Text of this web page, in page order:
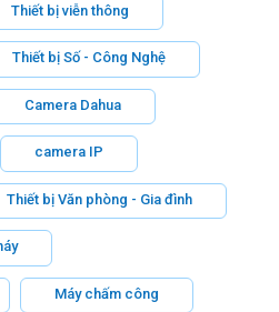
Thiết bị viễn thông
Thiết bị Số - Công Nghệ
Camera Dahua
camera IP
Thiết bị Văn phòng - Gia đình
Máy chấm công